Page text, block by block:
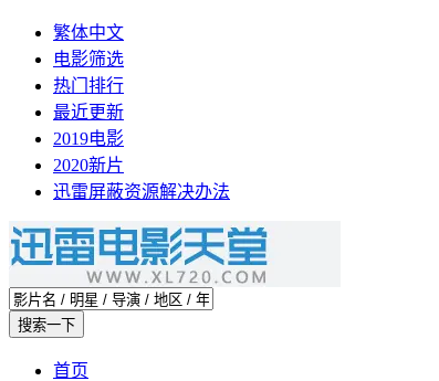
繁体中文
电影筛选
热门排行
最近更新
2019电影
2020新片
迅雷屏蔽资源解决办法
首页